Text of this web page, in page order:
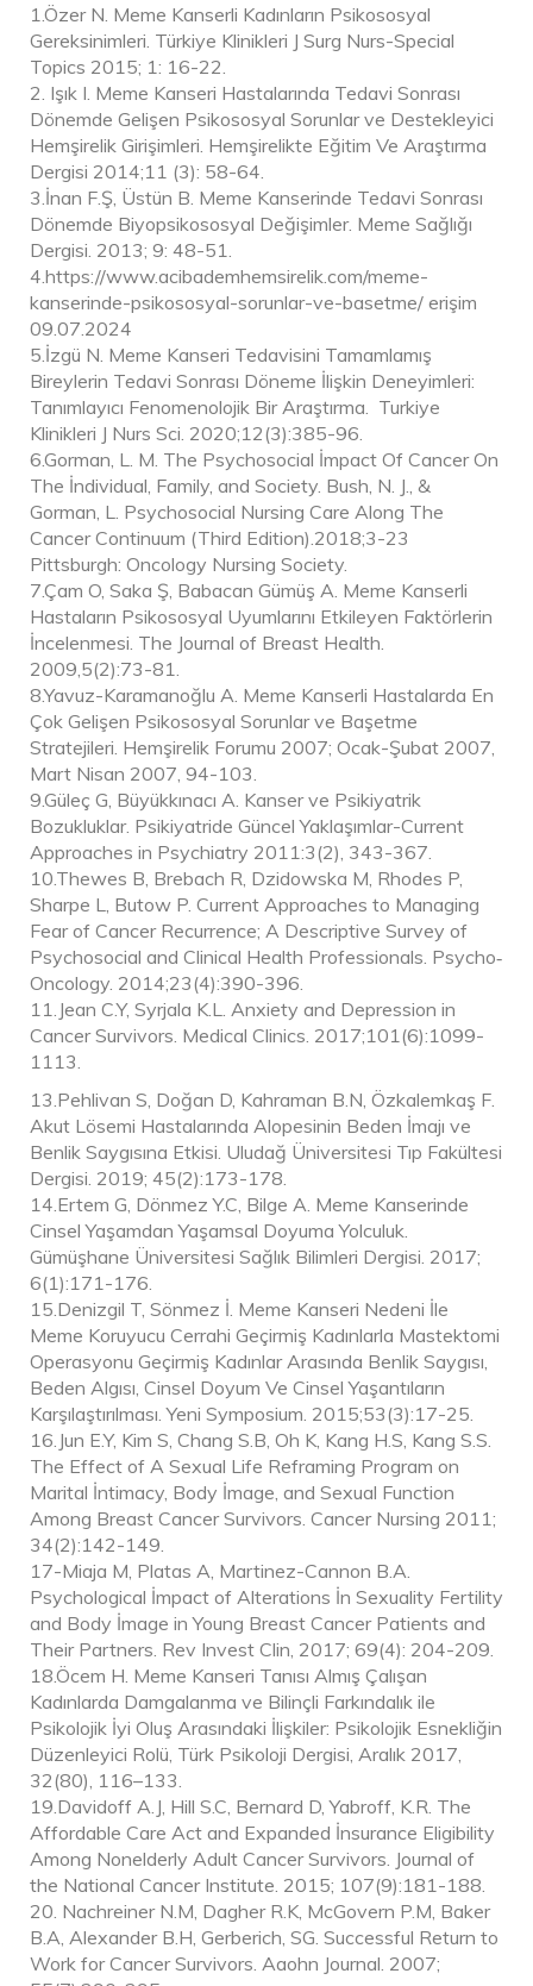
1.Özer N. Meme Kanserli Kadınların Psikososyal
Gereksinimleri. Türkiye Klinikleri J Surg Nurs-Special
Topics 2015; 1: 16-22.
2. Işık I. Meme Kanseri Hastalarında Tedavi Sonrası
Dönemde Gelişen Psikososyal Sorunlar ve Destekleyici
Hemşirelik Girişimleri. Hemşirelikte Eğitim Ve Araştırma
Dergisi 2014;11 (3): 58-64.
3.İnan F.Ş, Üstün B. Meme Kanserinde Tedavi Sonrası
Dönemde Biyopsikososyal Değişimler. Meme Sağlığı
Dergisi. 2013; 9: 48-51.
4.https://www.acibademhemsirelik.com/meme-
kanserinde-psikososyal-sorunlar-ve-basetme/ erişim
09.07.2024
5.İzgü N. Meme Kanseri Tedavisini Tamamlamış
Bireylerin Tedavi Sonrası Döneme İlişkin Deneyimleri:
Tanımlayıcı Fenomenolojik Bir Araştırma. Turkiye
Klinikleri J Nurs Sci. 2020;12(3):385-96.
6.Gorman, L. M. The Psychosocial İmpact Of Cancer On
The İndividual, Family, and Society. Bush, N. J., &
Gorman, L. Psychosocial Nursing Care Along The
Cancer Continuum (Third Edition).2018;3-23
Pittsburgh: Oncology Nursing Society.
7.Çam O, Saka Ş, Babacan Gümüş A. Meme Kanserli
Hastaların Psikososyal Uyumlarını Etkileyen Faktörlerin
İncelenmesi. The Journal of Breast Health.
2009,5(2):73-81.
8.Yavuz-Karamanoğlu A. Meme Kanserli Hastalarda En
Çok Gelişen Psikososyal Sorunlar ve Başetme
Stratejileri. Hemşirelik Forumu 2007; Ocak-Şubat 2007,
Mart Nisan 2007, 94-103.
9.Güleç G, Büyükkınacı A. Kanser ve Psikiyatrik
Bozukluklar. Psikiyatride Güncel Yaklaşımlar-Current
Approaches in Psychiatry 2011:3(2), 343-367.
10.Thewes B, Brebach R, Dzidowska M, Rhodes P,
Sharpe L, Butow P. Current Approaches to Managing
Fear of Cancer Recurrence; A Descriptive Survey of
Psychosocial and Clinical Health Professionals. Psycho‐
Oncology. 2014;23(4):390-396.
11.Jean C.Y, Syrjala K.L. Anxiety and Depression in
Cancer Survivors. Medical Clinics. 2017;101(6):1099-
1113.
13.Pehlivan S, Doğan D, Kahraman B.N, Özkalemkaş F.
Akut Lösemi Hastalarında Alopesinin Beden İmajı ve
Benlik Saygısına Etkisi. Uludağ Üniversitesi Tıp Fakültesi
Dergisi. 2019; 45(2):173-178.
14.Ertem G, Dönmez Y.C, Bilge A. Meme Kanserinde
Cinsel Yaşamdan Yaşamsal Doyuma Yolculuk.
Gümüşhane Üniversitesi Sağlık Bilimleri Dergisi. 2017;
6(1):171-176.
15.Denizgil T, Sönmez İ. Meme Kanseri Nedeni İle
Meme Koruyucu Cerrahi Geçirmiş Kadınlarla Mastektomi
Operasyonu Geçirmiş Kadınlar Arasında Benlik Saygısı,
Beden Algısı, Cinsel Doyum Ve Cinsel Yaşantıların
Karşılaştırılması. Yeni Symposium. 2015;53(3):17-25.
16.Jun E.Y, Kim S, Chang S.B, Oh K, Kang H.S, Kang S.S.
The Effect of A Sexual Life Reframing Program on
Marital İntimacy, Body İmage, and Sexual Function
Among Breast Cancer Survivors. Cancer Nursing 2011;
34(2):142-149.
17-Miaja M, Platas A, Martinez-Cannon B.A.
Psychological İmpact of Alterations İn Sexuality Fertility
and Body İmage in Young Breast Cancer Patients and
Their Partners. Rev Invest Clin, 2017; 69(4): 204-209.
18.Öcem H. Meme Kanseri Tanısı Almış Çalışan
Kadınlarda Damgalanma ve Bilinçli Farkındalık ile
Psikolojik İyi Oluş Arasındaki İlişkiler: Psikolojik Esnekliğin
Düzenleyici Rolü, Türk Psikoloji Dergisi, Aralık 2017,
32(80), 116–133.
19.Davidoff A.J, Hill S.C, Bernard D, Yabroff, K.R. The
Affordable Care Act and Expanded İnsurance Eligibility
Among Nonelderly Adult Cancer Survivors. Journal of
the National Cancer Institute. 2015; 107(9):181-188.
20. Nachreiner N.M, Dagher R.K, McGovern P.M, Baker
B.A, Alexander B.H, Gerberich, SG. Successful Return to
Work for Cancer Survivors. Aaohn Journal. 2007;